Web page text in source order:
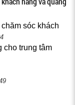
sóc khách
cho trung tâm